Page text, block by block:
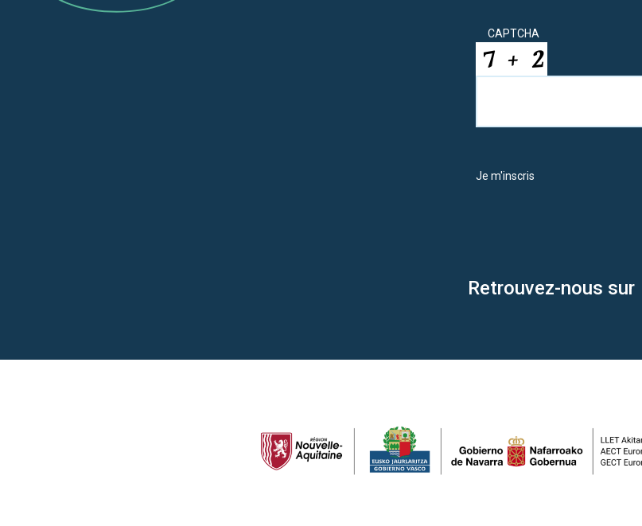
CAPTCHA
Je m'inscris
Retrouvez-nous sur